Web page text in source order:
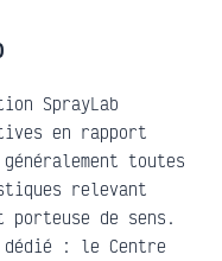
SprayLab
en rapport
toutes
relevant
de sens.
dédié : le Centre